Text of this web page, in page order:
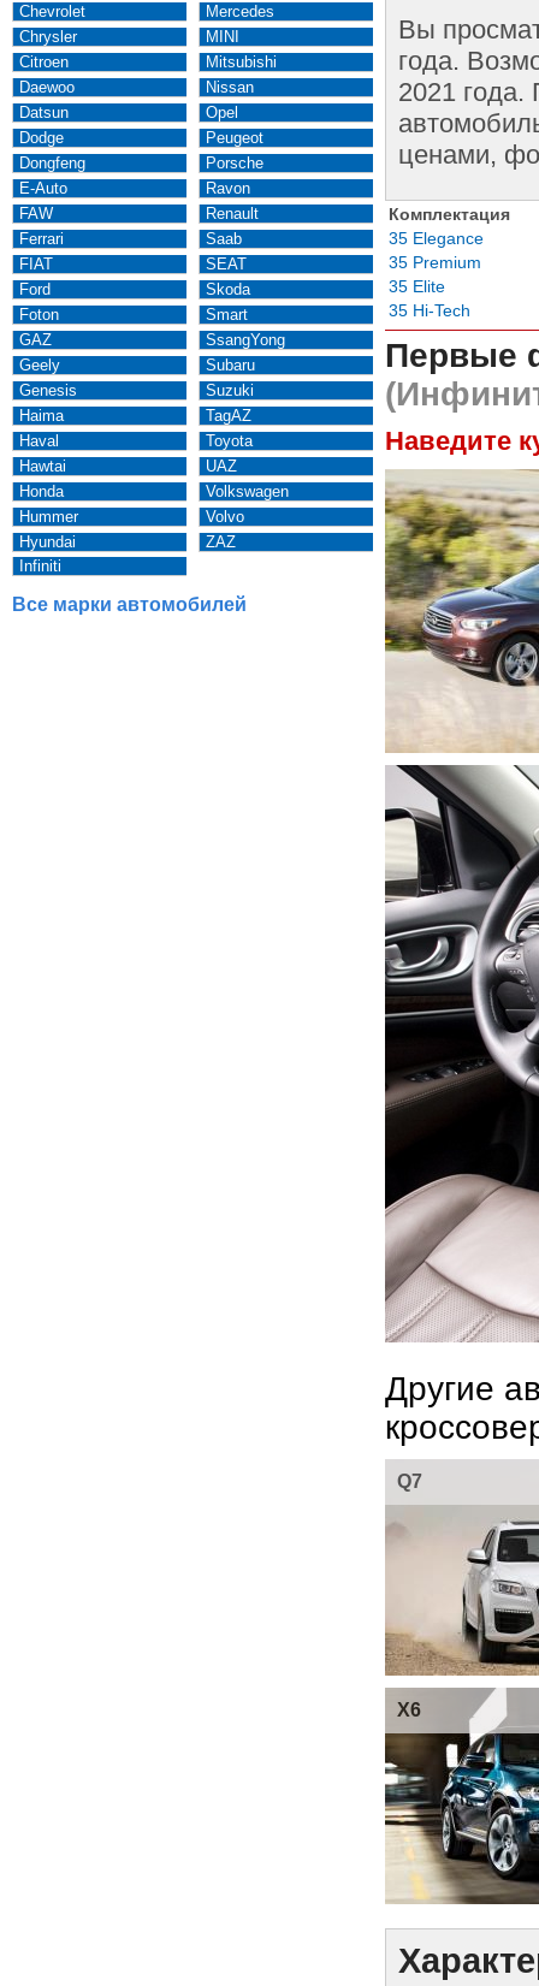
Chevrolet
Chrysler
Citroen
Daewoo
Datsun
Dodge
Dongfeng
E-Auto
FAW
Ferrari
FIAT
Ford
Foton
GAZ
Geely
Genesis
Haima
Haval
Hawtai
Honda
Hummer
Hyundai
Infiniti
Mercedes
MINI
Mitsubishi
Nissan
Opel
Peugeot
Porsche
Ravon
Renault
Saab
SEAT
Skoda
Smart
SsangYong
Subaru
Suzuki
TagAZ
Toyota
UAZ
Volkswagen
Volvo
ZAZ
Все марки автомобилей
Вы
года.
2021 года.
ценами,
Комплектация
35 Elegance
35 Premium
35 Elite
35 Hi-Tech
Первые
Наведите
Другие
Q7
X6